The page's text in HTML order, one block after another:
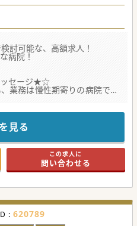
討可能な、高額求人！
病院！
ッセージ★☆
業務は慢性期寄りの病院で医
い方には、特におすすめの病
見る
この求人に
問い合わせる
: 620789